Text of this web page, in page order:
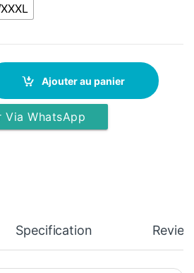
ultra transpirants - Sibote - ST-2134 -
Ajouter au panier
Via WhatsApp
Specification